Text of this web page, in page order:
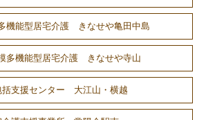
機能型居宅介護 きなせや亀田中島
多機能型居宅介護 きなせや寺山
括支援センター 大江山・横越